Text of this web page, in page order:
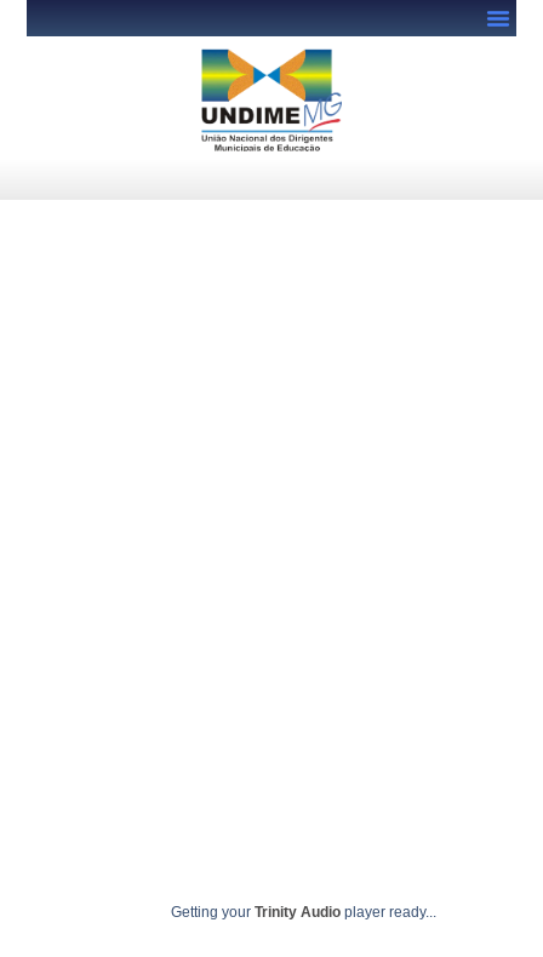
Getting your Trinity Audioplayer ready...